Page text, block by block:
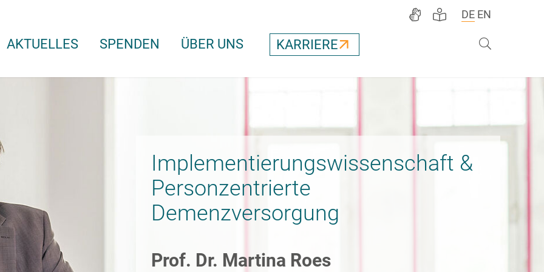
AKTUELLES SPENDEN ÜBER UNS KARRIERE
DE EN
Implementierungswissenschaft &
Personzentrierte
Demenzversorgung
Prof. Dr. Martina Roes